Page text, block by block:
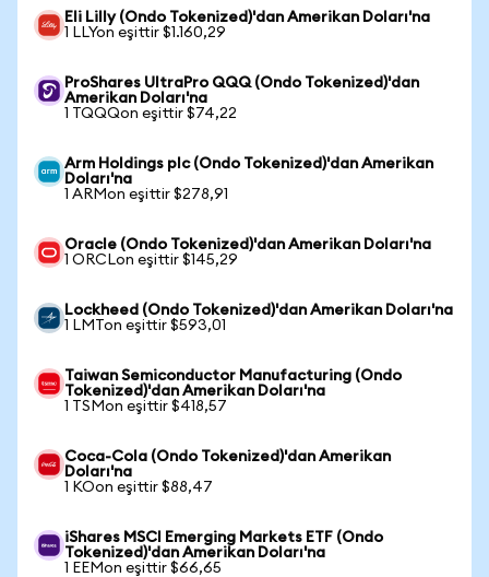
Eli Lilly (Ondo Tokenized)'dan Amerikan Doları'na
1 LLYon eşittir $1.160,29
ProShares UltraPro QQQ (Ondo Tokenized)'dan
Amerikan Doları'na
1 TQQQon eşittir $74,22
Arm Holdings plc (Ondo Tokenized)'dan Amerikan
Doları'na
1 ARMon eşittir $278,91
Oracle (Ondo Tokenized)'dan Amerikan Doları'na
1 ORCLon eşittir $145,29
Lockheed (Ondo Tokenized)'dan Amerikan Doları'na
1 LMTon eşittir $593,01
Taiwan Semiconductor Manufacturing (Ondo
Tokenized)'dan Amerikan Doları'na
1 TSMon eşittir $418,57
Coca-Cola (Ondo Tokenized)'dan Amerikan
Doları'na
1 KOon eşittir $88,47
iShares MSCI Emerging Markets ETF (Ondo
Tokenized)'dan Amerikan Doları'na
1 EEMon eşittir $66,65